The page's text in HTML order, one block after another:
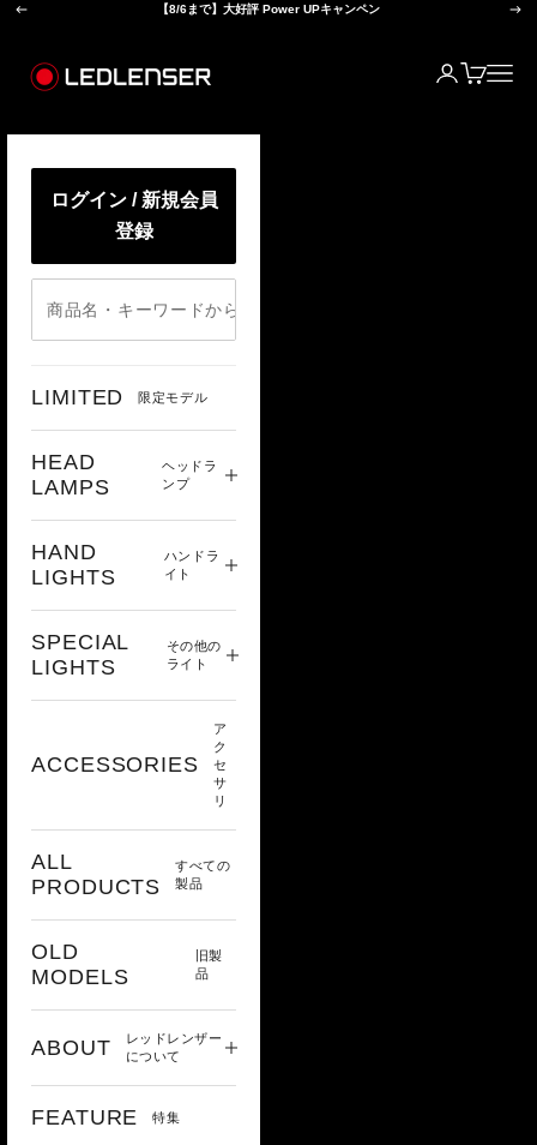
コンテンツへスキップ
前へ 【8/6まで】大好評 Power UPキャンペン 次へ
ログイン
カートメニ
ログイン / 新規会員
登録
LIMITED 限定モデル
HEAD
LAMPS
ヘッドラ
ンプ
HAND
LIGHTS
ハンドラ
イト
SPECIAL
LIGHTS
その他の
ライト
ACCESSORIES
ア
ク
セ
サ
リ
ALL
PRODUCTS
すべての
製品
OLD
MODELS
旧製
品
ABOUT
レッドレンザー
について
FEATURE 特集